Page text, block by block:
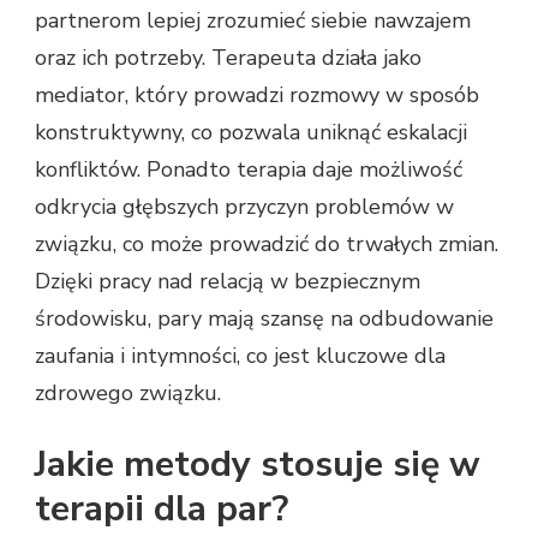
partnerom lepiej zrozumieć siebie nawzajem
oraz ich potrzeby. Terapeuta działa jako
mediator, który prowadzi rozmowy w sposób
konstruktywny, co pozwala uniknąć eskalacji
konfliktów. Ponadto terapia daje możliwość
odkrycia głębszych przyczyn problemów w
związku, co może prowadzić do trwałych zmian.
Dzięki pracy nad relacją w bezpiecznym
środowisku, pary mają szansę na odbudowanie
zaufania i intymności, co jest kluczowe dla
zdrowego związku.
Jakie metody stosuje się w
terapii dla par?